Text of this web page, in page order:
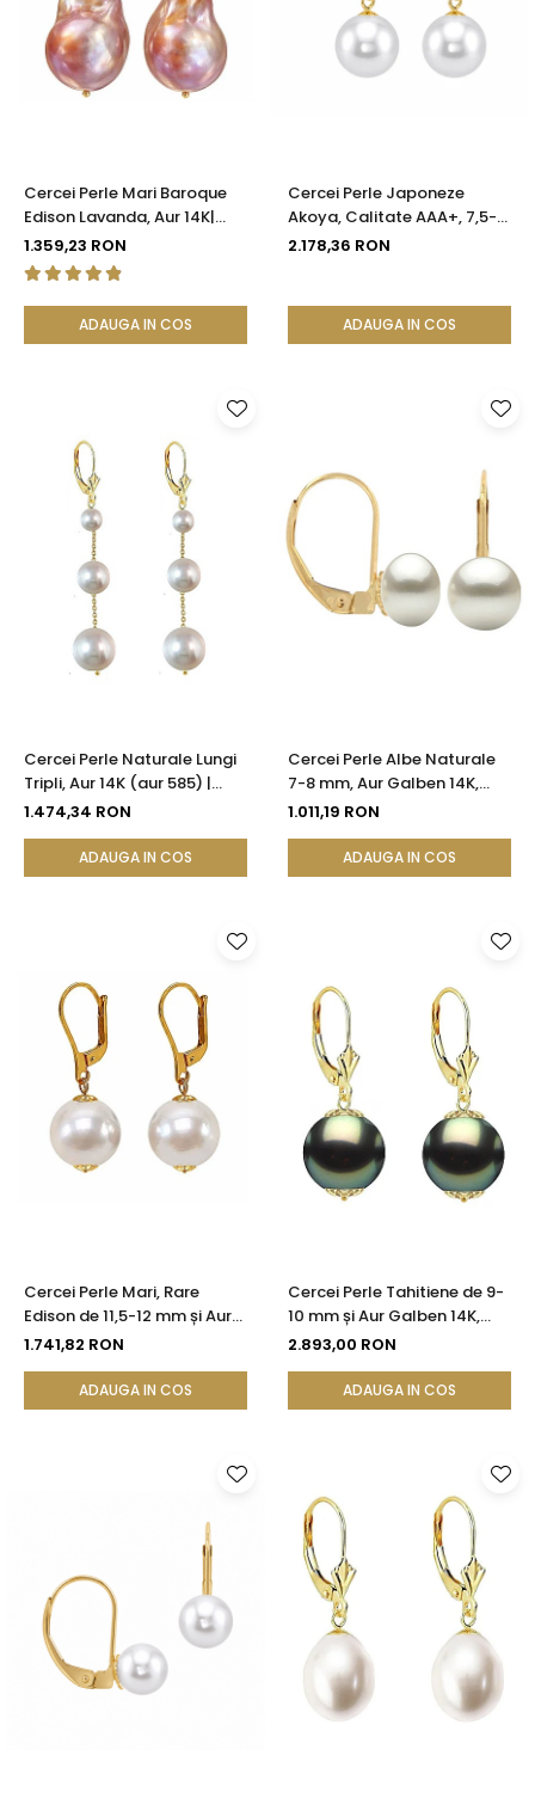
Cercei Perle Mari Baroque
Edison Lavanda, Aur 14K|
KASKADDA®
1.359,23 RON
ADAUGA IN COS
Cercei Perle Japoneze
Akoya, Calitate AAA+, 7,5-8
mm și Aur Galben 14K |
2.178,36 RON
ADAUGA IN COS
Cercei Perle Naturale Lungi
Tripli, Aur 14K (aur 585) |
KASKADDA®
1.474,34 RON
ADAUGA IN COS
Cercei Perle Albe Naturale
7-8 mm, Aur Galben 14K,
Formă Buton, Tortiță Închisă
1.011,19 RON
ADAUGA IN COS
Cercei Perle Mari, Rare
Edison de 11,5-12 mm și Aur
Galben 14K, Bijuterie de
1.741,82 RON
ADAUGA IN COS
Cercei Perle Tahitiene de 9-
10 mm și Aur Galben 14K,
Forma Rotundă |
2.893,00 RON
ADAUGA IN COS